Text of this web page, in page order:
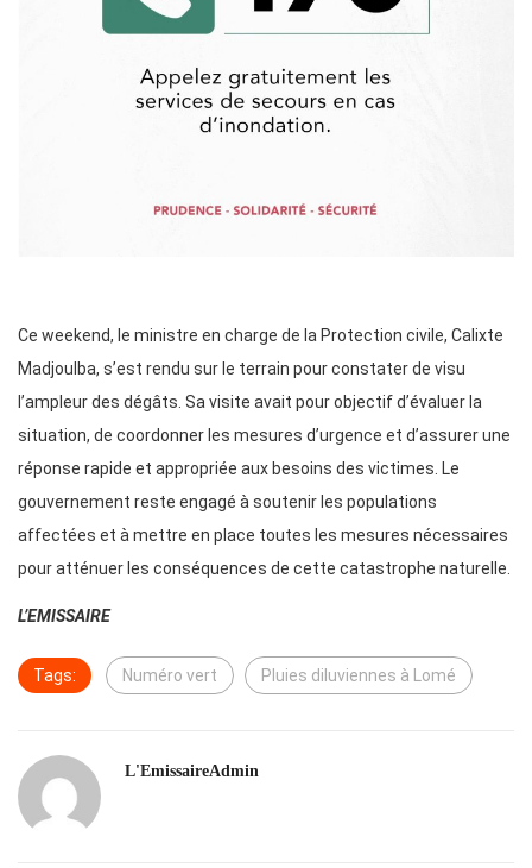
Ce weekend, le ministre en charge de la Protection civile, Calixte
Madjoulba, s’est rendu sur le terrain pour constater de visu
l’ampleur des dégâts. Sa visite avait pour objectif d’évaluer la
situation, de coordonner les mesures d’urgence et d’assurer une
réponse rapide et appropriée aux besoins des victimes. Le
gouvernement reste engagé à soutenir les populations
affectées et à mettre en place toutes les mesures nécessaires
pour atténuer les conséquences de cette catastrophe naturelle.
L’EMISSAIRE
Tags: Numéro vert Pluies diluviennes à Lomé
L'EmissaireAdmin